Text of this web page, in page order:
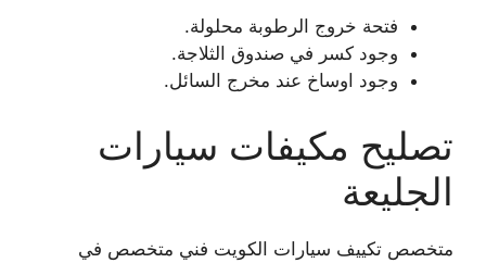
فتحة خروج الرطوبة محلولة.
وجود كسر في صندوق الثلاجة.
وجود اوساخ عند مخرج السائل.
تصليح مكيفات سيارات
الجليعة
متخصص تكييف سيارات الكويت فني متخصص في